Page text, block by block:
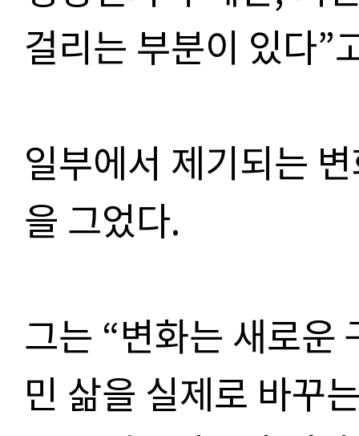
걸리는 부분이 있다”
일부에서 제기되는
을 그었다.
그는 “변화는 새로운
민 삶을 실제로 바꾸